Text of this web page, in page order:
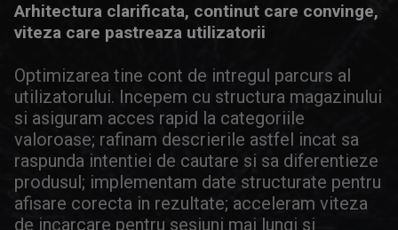
Arhitectura clarificata, continut care convinge,
viteza care pastreaza utilizatorii
Optimizarea tine cont de intregul parcurs al
utilizatorului. Incepem cu structura magazinului
si asiguram acces rapid la categoriile
valoroase; rafinam descrierile astfel incat sa
raspunda intentiei de cautare si sa diferentieze
produsul; implementam date structurate pentru
afisare corecta in rezultate; acceleram viteza
de incarcare pentru sesiuni mai lungi si